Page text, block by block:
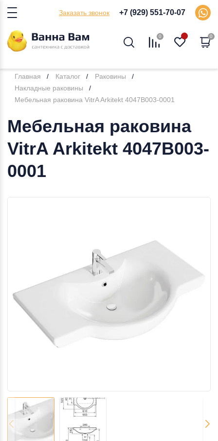
Заказать звонок +7 (929) 551-70-07
0 0
Главная Каталог
Раковины
Накладные раковины
Мебельная раковина VitrA Arkitekt 4047B003-0001
Мебельная раковина
VitrA Arkitekt 4047B003-
0001